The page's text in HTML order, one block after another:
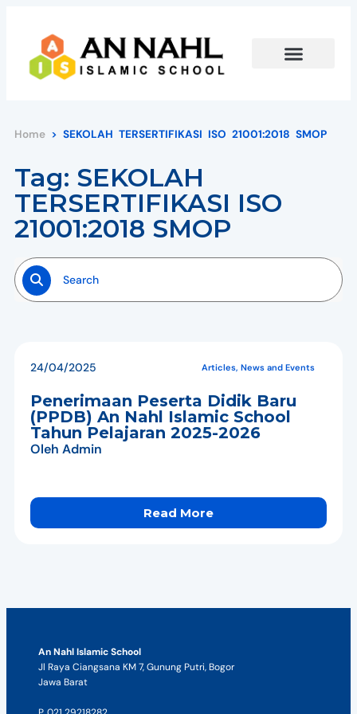
Home > SEKOLAH TERSERTIFIKASI ISO 21001:2018 SMOP
Tag: SEKOLAH
TERSERTIFIKASI ISO
21001:2018 SMOP
24/04/2025 Articles, News and Events
Penerimaan Peserta Didik Baru
(PPDB) An Nahl Islamic School
Tahun Pelajaran 2025-2026
Oleh Admin
Read More
An Nahl Islamic School
Jl Raya Ciangsana KM 7, Gunung Putri, Bogor
Jawa Barat